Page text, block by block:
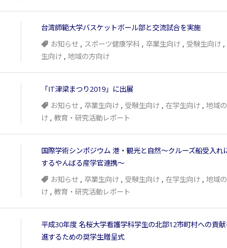
台湾師範大学バスケットボール部と交流試合を実施
お知らせ , スポーツ健康学科 , 卒業生向け , 受験生向け ,
生向け , 地域の方向け
「IT津梁まつり2019」に出展
お知らせ , 卒業生向け , 受験生向け , 在学生向け , 地域
け , 教育・研究活動レポート
国際学術シンポジウム 港・観光と自然～クルーズ船受入れ
するやんばる産学官連携～
お知らせ , 卒業生向け , 受験生向け , 在学生向け , 地域
け , 教育・研究活動レポート
平成30年度 名桜大学看護学科学生の北部12市町村への貢
進するための奨学生贈呈式